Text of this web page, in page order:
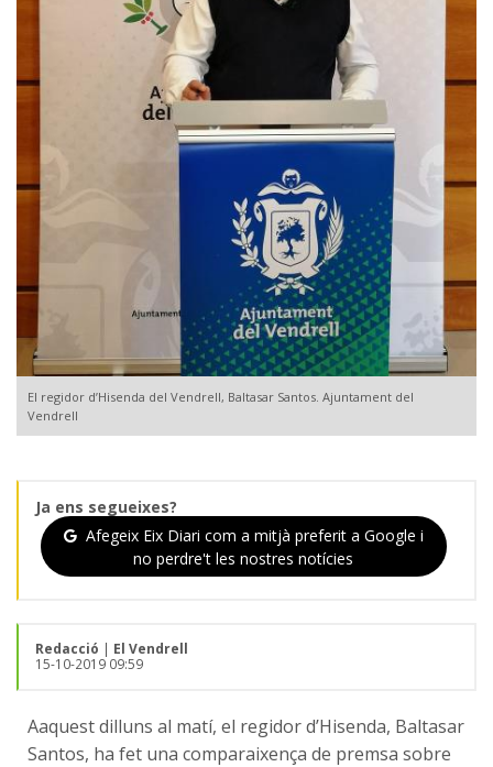
El regidor d’Hisenda del Vendrell, Baltasar Santos. Ajuntament del
Vendrell
Ja ens segueixes?
Afegeix Eix Diari com a mitjà preferit a Google i
no perdre't les nostres notícies
Redacció | El Vendrell
15-10-2019 09:59
Aaquest dilluns al matí, el regidor d’Hisenda, Baltasar
Santos, ha fet una comparaixença de premsa sobre